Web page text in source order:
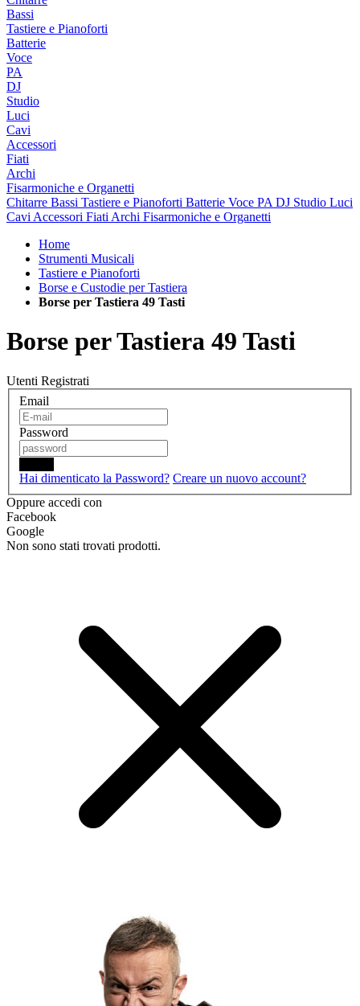
Bassi
Tastiere e Pianoforti
Batterie
Voce
PA
DJ
Studio
Luci
Cavi
Accessori
Fiati
Archi
Fisarmoniche e Organetti
Chitarre Bassi Tastiere e Pianoforti Batterie Voce PA DJ Studio Luci
Cavi Accessori Fiati Archi Fisarmoniche e Organetti
Home
Strumenti Musicali
Tastiere e Pianoforti
Borse e Custodie per Tastiera
Borse per Tastiera 49 Tasti
Borse per Tastiera 49 Tasti
Utenti Registrati
Email
Password
Hai dimenticato la Password? Creare un nuovo account?
Oppure accedi con
Facebook
Google
Non sono stati trovati prodotti.